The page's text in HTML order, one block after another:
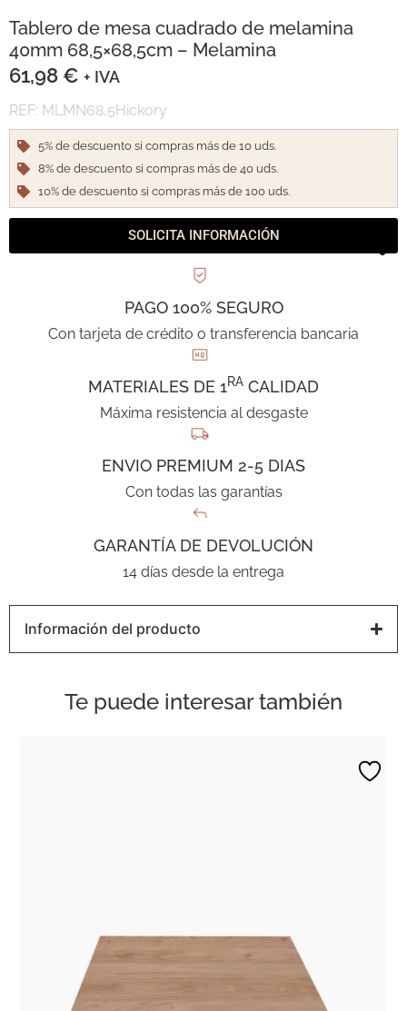
Tablero de mesa cuadrado de melamina
40mm 68,5×68,5cm – Melamina
61,98 € + IVA
REF: MLMN68,5Hickory
5% de descuento si compras más de 10 uds.
8% de descuento si compras más de 40 uds.
10% de descuento si compras más de 100 uds.
SOLICITA INFORMACIÓN
PAGO 100% SEGURO
Con tarjeta de crédito o transferencia bancaria
MATERIALES DE 1RA CALIDAD
Máxima resistencia al desgaste
ENVIO PREMIUM 2-5 DIAS
Con todas las garantías
GARANTÍA DE DEVOLUCIÓN
14 días desde la entrega
Información del producto
Te puede interesar también